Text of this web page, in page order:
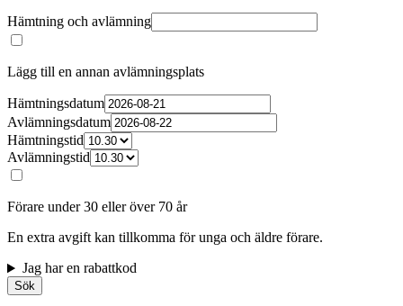
Hämtning och avlämning
Lägg till en annan avlämningsplats
Hämtningsdatum
Avlämningsdatum
Hämtningstid
Avlämningstid
Förare under 30 eller över 70 år
En extra avgift kan tillkomma för unga och äldre förare.
Jag har en rabattkod
Sök